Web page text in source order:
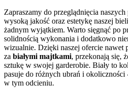
Zapraszamy do przeglądnięcia
wysoką jakość oraz estetykę naszej
żadnym wyjątkiem. Warto sięgnąć po
solidnością wykonania i dodatkowo
wizualnie. Dzięki naszej ofercie nawet
za białymi majtkami, przekonają się,
sztukę w swojej garderobie. Biały to
pasuje do różnych ubrań i
w tym odcieniu.